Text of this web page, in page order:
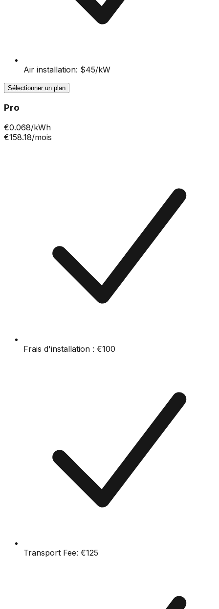
Air installation: $45/kW
Sélectionner un plan
Pro
€0.068/kWh
€158.18/mois
Frais d'installation : €100
Transport Fee: €125